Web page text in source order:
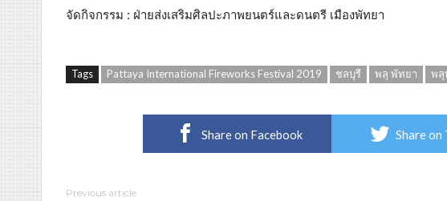
จัดกิจกรรม : ฝ่ายส่งเสริมศิลปะภาพยนตร์และดนตรี เมืองพัทยา
Tags Pattaya International Fireworks Festival 2019 ชลบุรี พลุ พัทยา พลุ
Share on Facebook Share
Previous article